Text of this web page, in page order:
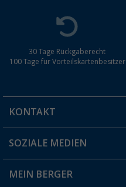
30 Tage Rückgaberecht
100 Tage für Vorteilskartenbesitzer
KONTAKT
Du hast eine Frage?
Filiale finden
SOZIALE MEDIEN
MEIN BERGER